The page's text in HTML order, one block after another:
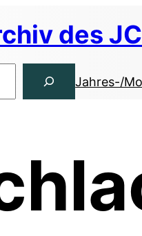
des
Jahres-/